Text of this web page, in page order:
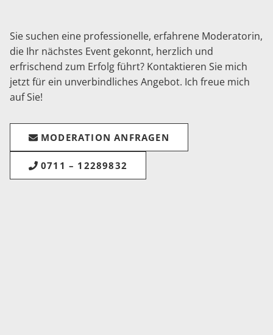
Sie suchen eine professionelle, erfahrene Moderatorin,
die Ihr nächstes Event gekonnt, herzlich und
erfrischend zum Erfolg führt? Kontaktieren Sie mich
jetzt für ein unverbindliches Angebot. Ich freue mich
auf Sie!
MODERATION ANFRAGEN
0711 – 12289832